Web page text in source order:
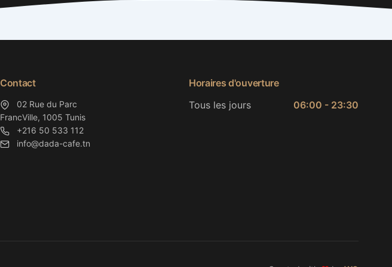
Contact
02 Rue du Parc
FrancVille, 1005 Tunis
+216 50 533 112
info@dada-cafe.tn
Horaires d'ouverture
Tous les jours
06:00 - 23:30